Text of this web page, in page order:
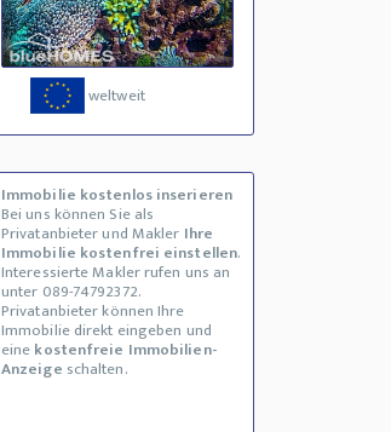
weltweit
Immobilie kostenlos inserieren
Bei uns können Sie als
Privatanbieter und Makler Ihre
Immobilie kostenfrei einstellen.
Interessierte Makler rufen uns an
unter 089-74792372.
Privatanbieter können Ihre
Immobilie direkt eingeben und
einekostenfreie Immobilien-
Anzeige schalten.